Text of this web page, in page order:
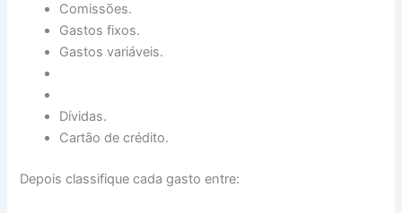
Comissões.
Gastos fixos.
Gastos variáveis.
Dívidas.
Cartão de crédito.
Depois classifique cada gasto entre: